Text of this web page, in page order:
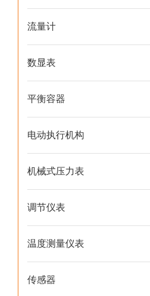
流量计
数显表
平衡容器
电动执行机构
机械式压力表
调节仪表
温度测量仪表
传感器